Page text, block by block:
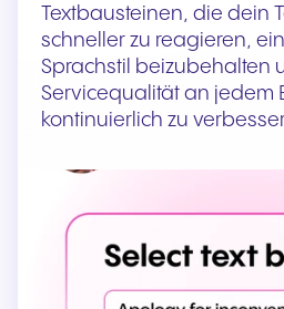
Textbausteinen, die dein
schneller zu reagieren,
Sprachstil beizubehalten
Servicequalität an jedem
kontinuierlich zu